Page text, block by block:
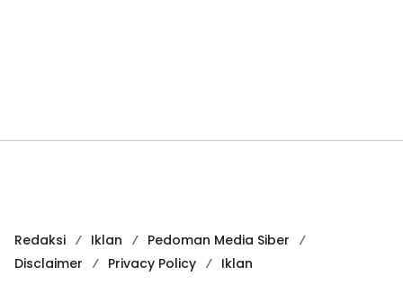
Redaksi Iklan
Pedoman Media Siber
Disclaimer
Privacy Policy Iklan